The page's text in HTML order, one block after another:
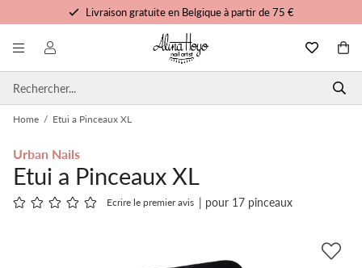
Livraison gratuite en Belgique à partir de 75 €
Formation et tutoriels gratuits
Commandé avant 15h00, expédié aujourd'hui
Home / Etui a Pinceaux XL
Urban Nails
Etui a Pinceaux XL
Ecrire le premier avis | pour 17 pinceaux